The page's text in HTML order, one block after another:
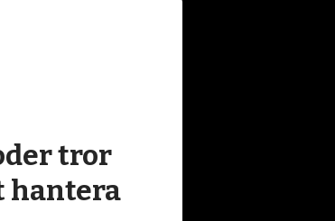
tror
hantera